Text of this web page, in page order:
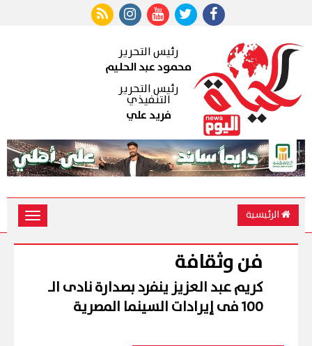
رئيس التحرير
محمود عبد الحليم
رئيس التحرير
التنفيذي
فريد علي
الرئيسية
Toggle
فن وثقافة
كريم عبد العزيز ينفرد بصدارة نادى الـ
100 فى إيرادات السينما المصرية